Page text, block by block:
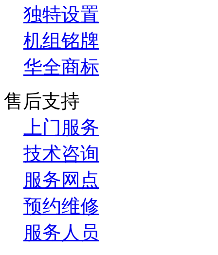
独特设置
机组铭牌
华全商标
售后支持
上门服务
技术咨询
服务网点
预约维修
服务人员